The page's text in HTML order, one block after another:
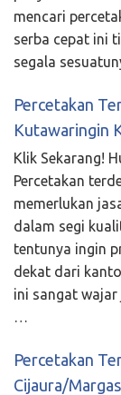
mencari
serba cepat ini
segala
Percetakan
Kutawaringin
Klik Sekarang!
Percetakan
memerlukan
dalam segi
tentunya ingin
dekat dari
ini sangat wajar
…
Percetakan
Cijaura/